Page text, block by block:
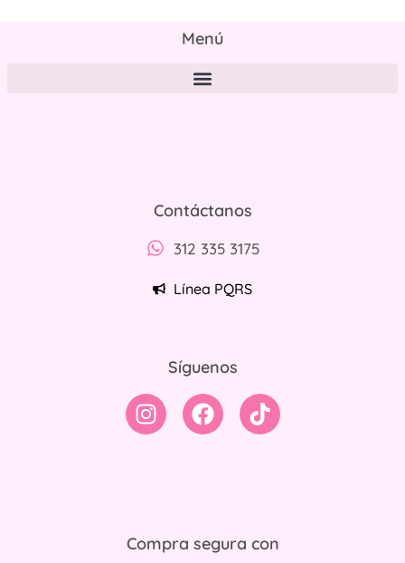
Menú
Contáctanos
312 335 3175
Línea PQRS
Síguenos
Compra segura con